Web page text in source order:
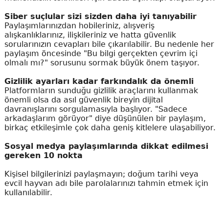
Siber suçlular sizi sizden daha iyi tanıyabilir
Paylaşımlarınızdan hobileriniz, alışveriş
alışkanlıklarınız, ilişkileriniz ve hatta güvenlik
sorularınızın cevapları bile çıkarılabilir. Bu nedenle her
paylaşım öncesinde "Bu bilgi gerçekten çevrim içi
olmalı mı?" sorusunu sormak büyük önem taşıyor.
Gizlilik ayarları kadar farkındalık da önemli
Platformların sunduğu gizlilik araçlarını kullanmak
önemli olsa da asıl güvenlik bireyin dijital
davranışlarını sorgulamasıyla başlıyor. "Sadece
arkadaşlarım görüyor" diye düşünülen bir paylaşım,
birkaç etkileşimle çok daha geniş kitlelere ulaşabiliyor.
Sosyal medya paylaşımlarında dikkat edilmesi
gereken 10 nokta
Kişisel bilgilerinizi paylaşmayın; doğum tarihi veya
evcil hayvan adı bile parolalarınızı tahmin etmek için
kullanılabilir.